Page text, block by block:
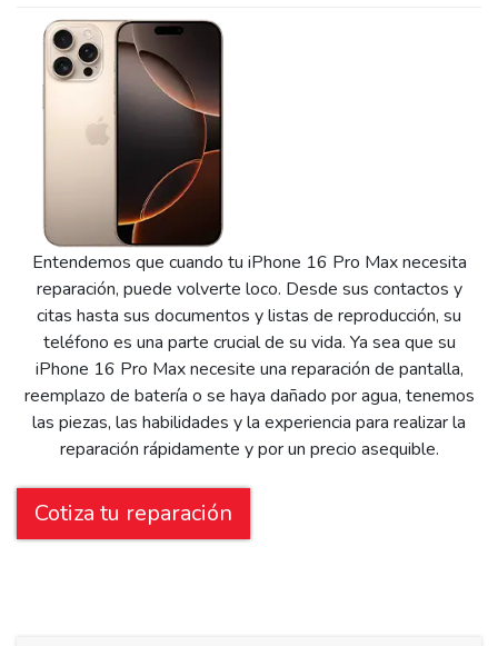
Entendemos que cuando tu iPhone 16 Pro Max necesita
reparación, puede volverte loco. Desde sus contactos y
citas hasta sus documentos y listas de reproducción, su
teléfono es una parte crucial de su vida. Ya sea que su
iPhone 16 Pro Max necesite una reparación de pantalla,
reemplazo de batería o se haya dañado por agua, tenemos
las piezas, las habilidades y la experiencia para realizar la
reparación rápidamente y por un precio asequible.
Cotiza tu reparación